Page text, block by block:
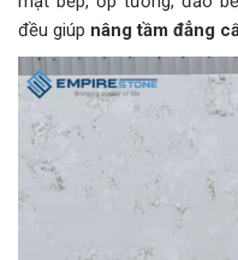
đều giúp nâng tầm đẳng